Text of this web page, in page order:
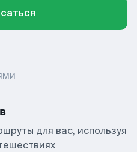
для вас, используя